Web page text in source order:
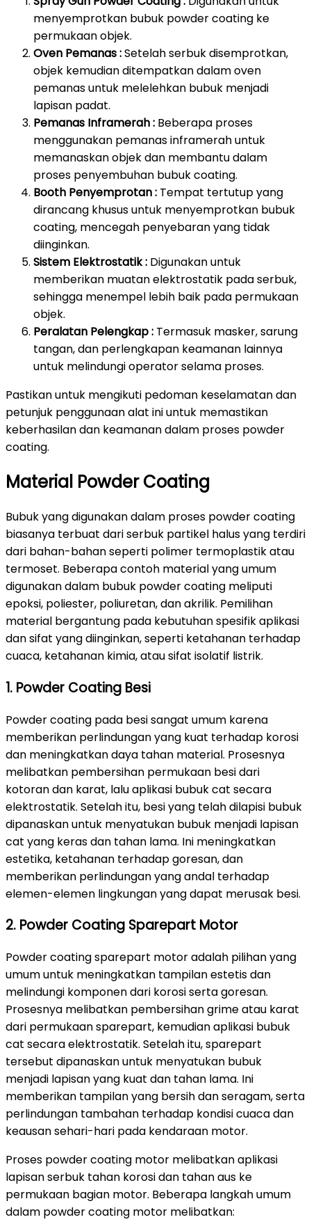
menyemprotkan bubuk powder coating ke
permukaan objek.
Oven Pemanas :Setelah serbuk disemprotkan,
objek kemudian ditempatkan dalam oven
pemanas untuk melelehkan bubuk menjadi
lapisan padat.
Pemanas Inframerah : Beberapa proses
menggunakan pemanas inframerah untuk
memanaskan objek dan membantu dalam
proses penyembuhan bubuk coating.
Booth Penyemprotan : Tempat tertutup yang
dirancang khusus untuk menyemprotkan bubuk
coating, mencegah penyebaran yang tidak
diinginkan.
Sistem Elektrostatik : Digunakan untuk
memberikan muatan elektrostatik pada serbuk,
sehingga menempel lebih baik pada permukaan
objek.
Peralatan Pelengkap : Termasuk masker, sarung
tangan, dan perlengkapan keamanan lainnya
untuk melindungi operator selama proses.
Pastikan untuk mengikuti pedoman keselamatan dan
petunjuk penggunaan alat ini untuk memastikan
keberhasilan dan keamanan dalam proses powder
coating.
Material Powder Coating
Bubuk yang digunakan dalam proses powder coating
biasanya terbuat dari serbuk partikel halus yang terdiri
dari bahan-bahan seperti polimer termoplastik atau
termoset. Beberapa contoh material yang umum
digunakan dalam bubuk powder coating meliputi
epoksi, poliester, poliuretan, dan akrilik. Pemilihan
material bergantung pada kebutuhan spesifik aplikasi
dan sifat yang diinginkan, seperti ketahanan terhadap
cuaca, ketahanan kimia, atau sifat isolatif listrik.
1. Powder Coating Besi
Powder coating pada besi sangat umum karena
memberikan perlindungan yang kuat terhadap korosi
dan meningkatkan daya tahan material. Prosesnya
melibatkan pembersihan permukaan besi dari
kotoran dan karat, lalu aplikasi bubuk cat secara
elektrostatik. Setelah itu, besi yang telah dilapisi bubuk
dipanaskan untuk menyatukan bubuk menjadi lapisan
cat yang keras dan tahan lama. Ini meningkatkan
estetika, ketahanan terhadap goresan, dan
memberikan perlindungan yang andal terhadap
elemen-elemen lingkungan yang dapat merusak besi.
2. Powder Coating Sparepart Motor
Powder coating sparepart motor adalah pilihan yang
umum untuk meningkatkan tampilan estetis dan
melindungi komponen dari korosi serta goresan.
Prosesnya melibatkan pembersihan grime atau karat
dari permukaan sparepart, kemudian aplikasi bubuk
cat secara elektrostatik. Setelah itu, sparepart
tersebut dipanaskan untuk menyatukan bubuk
menjadi lapisan yang kuat dan tahan lama. Ini
memberikan tampilan yang bersih dan seragam, serta
perlindungan tambahan terhadap kondisi cuaca dan
keausan sehari-hari pada kendaraan motor.
Proses powder coating motor melibatkan aplikasi
lapisan serbuk tahan korosi dan tahan aus ke
permukaan bagian motor. Beberapa langkah umum
dalam powder coating motor melibatkan: